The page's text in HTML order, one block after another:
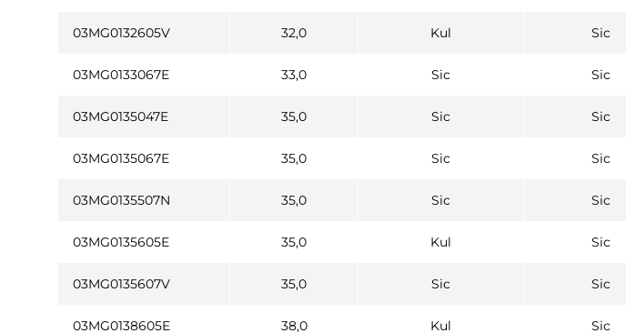
03MG0132605V 32,0 Kul Sic
03MG0133067E 33,0 Sic Sic
03MG0135047E 35,0 Sic Sic
03MG0135067E 35,0 Sic Sic
03MG0135507N 35,0 Sic Sic
03MG0135605E 35,0 Kul Sic
03MG0135607V 35,0 Sic Sic
03MG0138605E 38,0 Kul Sic